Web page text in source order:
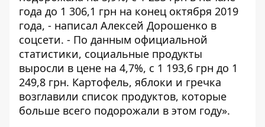
года до 1 306,1 грн на конец октября 2019
года, - написал Алексей Дорошенко в
соцсети. - По данным официальной
статистики, социальные продукты
выросли в цене на 4,7%, с 1 193,6 грн до 1
249,8 грн. Картофель, яблоки и гречка
возглавили список продуктов, которые
больше всего подорожали в этом году».